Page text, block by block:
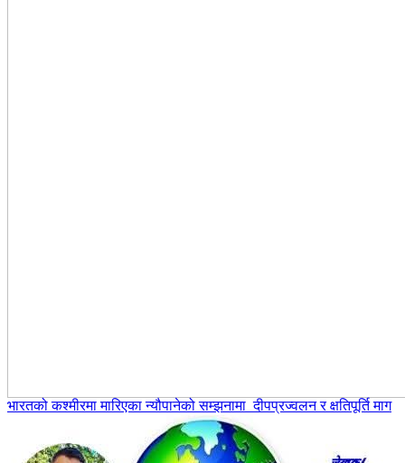
भारतको कश्मीरमा मारिएका न्यौपानेको सम्झनामा दीपप्रज्वलन र क्षतिपूर्ति माग